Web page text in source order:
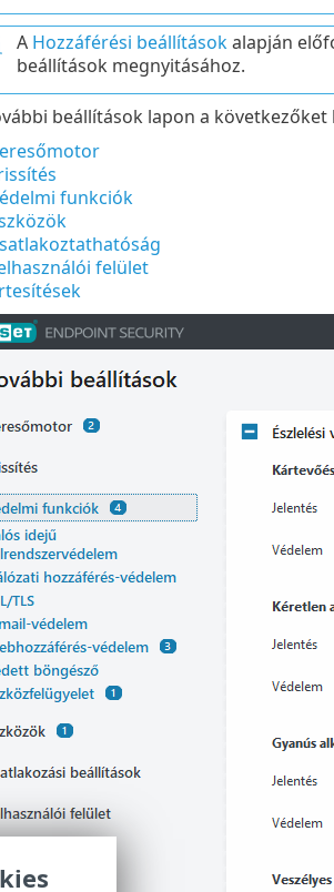
A Hozzáférési beállításokalapján
beállítások megnyitásához.
beállítások lapon a
funkciók
felület